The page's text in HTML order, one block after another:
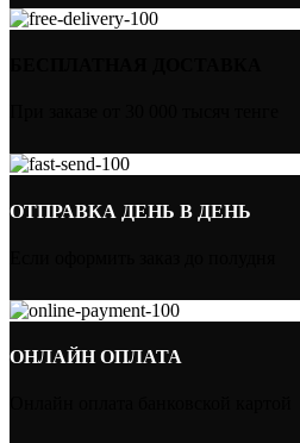
ОТПРАВКА ДЕНЬ В ДЕНЬ
ОНЛАЙН ОПЛАТА